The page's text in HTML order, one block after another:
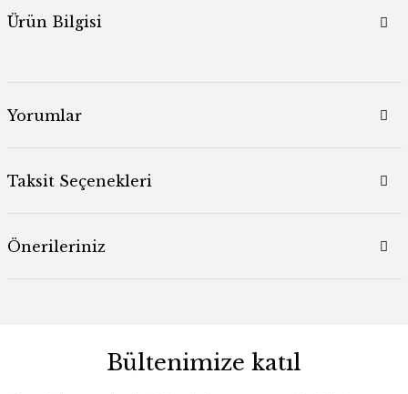
Ürün Bilgisi
Yorumlar
Taksit Seçenekleri
Önerileriniz
Bültenimize katıl